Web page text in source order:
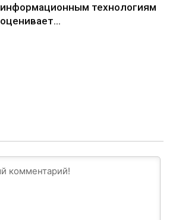
информационным технологиям
оценивает...